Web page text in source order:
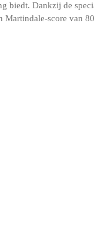
biedt. Dankzij de
score van